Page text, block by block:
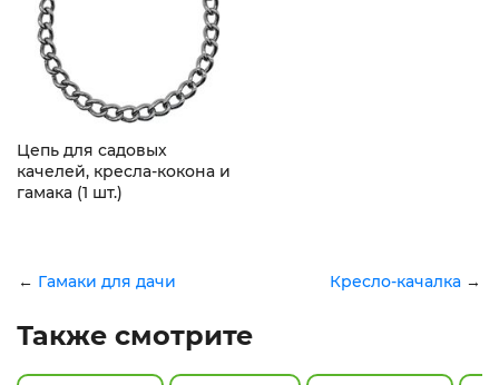
Цепь для садовых
качелей, кресла-кокона и
гамака (1 шт.)
← Гамаки для дачи Кресло-качалка →
Также смотрите